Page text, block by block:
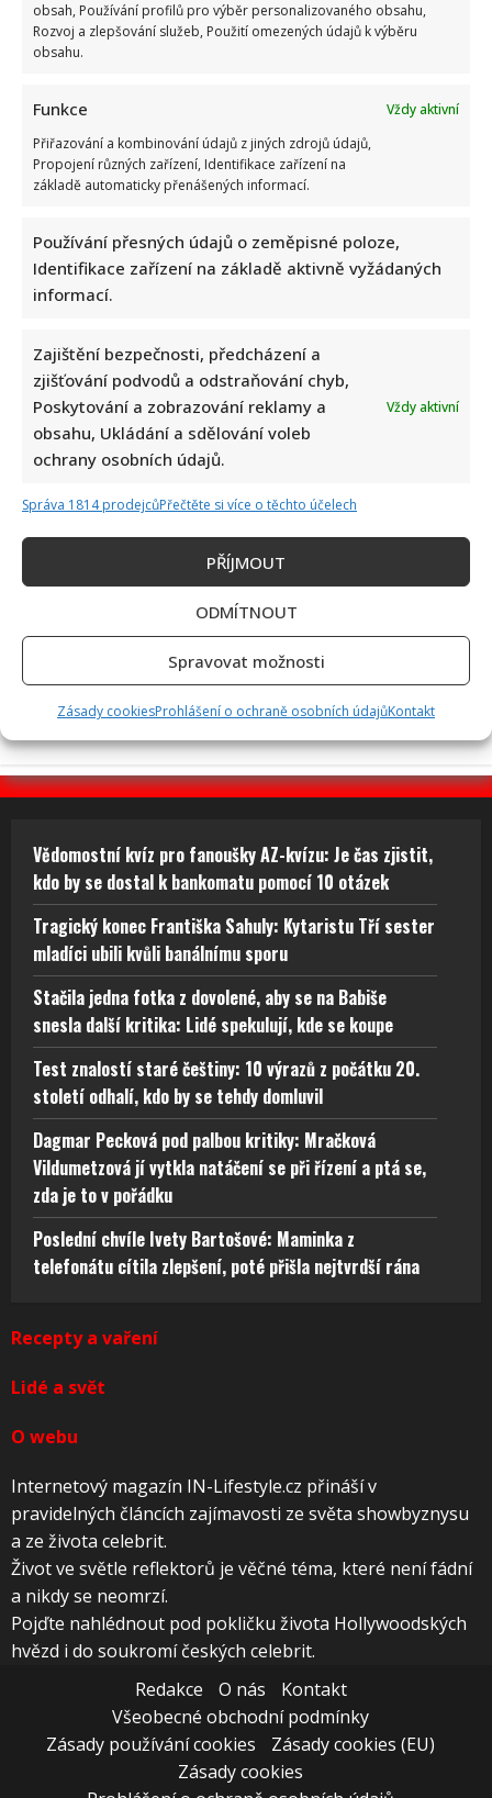
obsah, Používání profilů pro výběr personalizovaného obsahu,
Rozvoj a zlepšování služeb, Použití omezených údajů k výběru
obsahu.
Funkce
Vždy aktivní
Přiřazování a kombinování údajů z jiných zdrojů údajů,
Propojení různých zařízení, Identifikace zařízení na
základě automaticky přenášených informací.
Používání přesných údajů o zeměpisné poloze,
Identifikace zařízení na základě aktivně vyžádaných
informací.
Zajištění bezpečnosti, předcházení a
zjišťování podvodů a odstraňování chyb,
Poskytování a zobrazování reklamy a
obsahu, Ukládání a sdělování voleb
ochrany osobních údajů.
Vždy aktivní
Správa 1814 prodejcůPřečtěte si více o těchto účelech
PŘÍJMOUT
ODMÍTNOUT
Spravovat možnosti
Zásady cookiesProhlášení o ochraně osobních údajůKontakt
Stačila jedna fotka z dovolené, aby se na Babiše snesla další
Test znalostí staré češtiny: 10 výrazů z počátku 20. století
odhalí, kdo by se tehdy domluvil
Dagmar Pecková pod palbou kritiky: Mračková Vildumetzová
jí vytkla natáčení se při řízení a ptá se, zda je to v pořádku
Vědomostní kvíz pro fanoušky AZ-kvízu: Je čas zjistit,
kdo by se dostal k bankomatu pomocí 10 otázek
Tragický konec Františka Sahuly: Kytaristu Tří sester
mladíci ubili kvůli banálnímu sporu
Stačila jedna fotka z dovolené, aby se na Babiše
snesla další kritika: Lidé spekulují, kde se koupe
Test znalostí staré češtiny: 10 výrazů z počátku 20.
století odhalí, kdo by se tehdy domluvil
Dagmar Pecková pod palbou kritiky: Mračková
Vildumetzová jí vytkla natáčení se při řízení a ptá se,
zda je to v pořádku
Poslední chvíle Ivety Bartošové: Maminka z
telefonátu cítila zlepšení, poté přišla nejtvrdší rána
Recepty a vaření
Lidé a svět
O webu
Internetový magazín IN-Lifestyle.cz přináší v
pravidelných článcích zajímavosti ze světa showbyznysu
a ze života celebrit.
Život ve světle reflektorů je věčné téma, které není fádní
a nikdy se neomrzí.
Pojďte nahlédnout pod pokličku života Hollywoodských
hvězd i do soukromí českých celebrit.
Redakce
O nás
Kontakt
Všeobecné obchodní podmínky
Zásady používání cookies
Zásady cookies (EU)
Zásady cookies